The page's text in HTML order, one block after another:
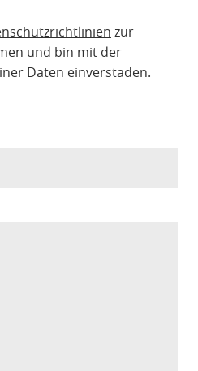
zur
und bin mit der
Daten einverstaden.